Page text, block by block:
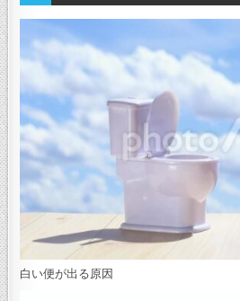
白い便が出る原因